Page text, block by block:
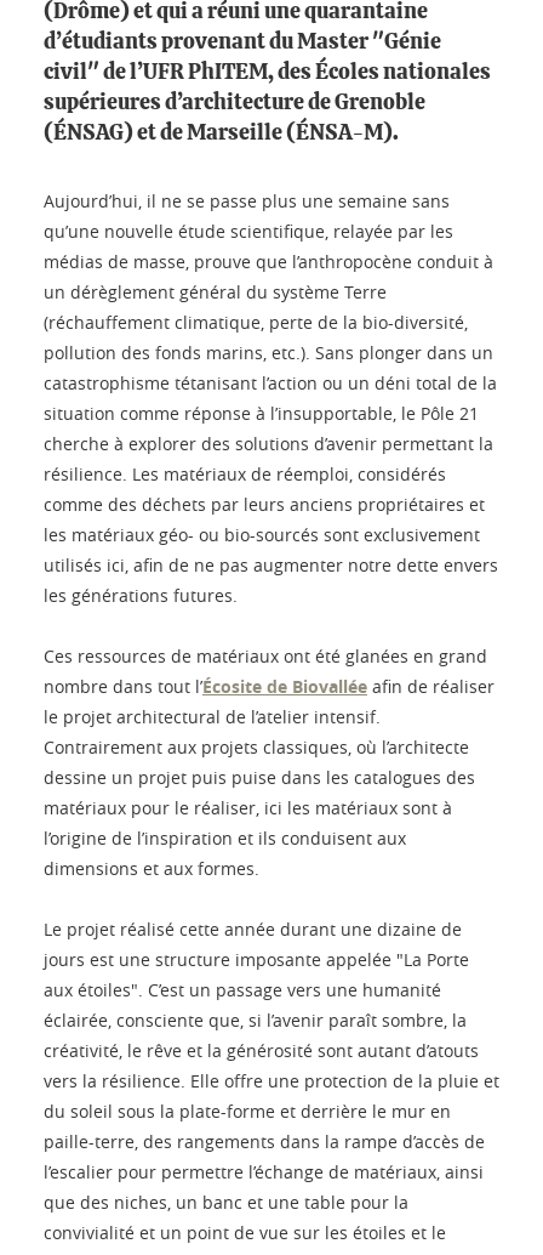
(Drôme) et qui a réuni une quarantaine
d’étudiants provenant du Master "Génie
civil" de l’UFR PhITEM, des Écoles nationales
supérieures d’architecture de Grenoble
(ÉNSAG) et de Marseille (ÉNSA-M).
Aujourd’hui, il ne se passe plus une semaine sans
qu’une nouvelle étude scientifique, relayée par les
médias de masse, prouve que l’anthropocène conduit à
un dérèglement général du système Terre
(réchauffement climatique, perte de la bio-diversité,
pollution des fonds marins, etc.). Sans plonger dans un
catastrophisme tétanisant l’action ou un déni total de la
situation comme réponse à l’insupportable, le Pôle 21
cherche à explorer des solutions d’avenir permettant la
résilience. Les matériaux de réemploi, considérés
comme des déchets par leurs anciens propriétaires et
les matériaux géo- ou bio-sourcés sont exclusivement
utilisés ici, afin de ne pas augmenter notre dette envers
les générations futures.
Ces ressources de matériaux ont été glanées en grand
nombre dans tout l’Écosite de Biovallée afin de réaliser
le projet architectural de l’atelier intensif.
Contrairement aux projets classiques, où l’architecte
dessine un projet puis puise dans les catalogues des
matériaux pour le réaliser, ici les matériaux sont à
l’origine de l’inspiration et ils conduisent aux
dimensions et aux formes.
Le projet réalisé cette année durant une dizaine de
jours est une structure imposante appelée "La Porte
aux étoiles". C’est un passage vers une humanité
éclairée, consciente que, si l’avenir paraît sombre, la
créativité, le rêve et la générosité sont autant d’atouts
vers la résilience. Elle offre une protection de la pluie et
du soleil sous la plate-forme et derrière le mur en
paille-terre, des rangements dans la rampe d’accès de
l’escalier pour permettre l’échange de matériaux, ainsi
que des niches, un banc et une table pour la
convivialité et un point de vue sur les étoiles et le